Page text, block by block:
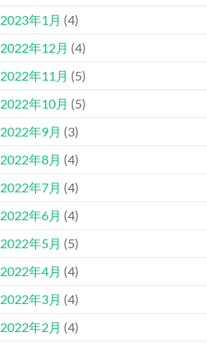
2023年1月 (4)
2022年12月 (4)
2022年11月 (5)
2022年10月 (5)
2022年9月 (3)
2022年8月 (4)
2022年7月 (4)
2022年6月 (4)
2022年5月 (5)
2022年4月 (4)
2022年3月 (4)
2022年2月 (4)